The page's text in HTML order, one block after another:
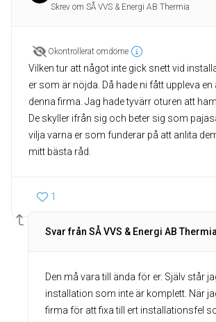
Skrev om SÅ VVS & Energi AB Thermia
Okontrollerat omdöme
Vilken tur att något inte gick snett vid
er som är nöjda. Då hade ni fått uppleva
denna firma. Jag hade tyvärr oturen att
De skyller ifrån sig och beter sig som
vilja varna er som funderar på att anlita
mitt bästa råd.
1
Svar från SÅ VVS & Energi AB
Den må vara till ända för er. Själv står
installation som inte är komplett. När
firma för att fixa till ert installationsfel